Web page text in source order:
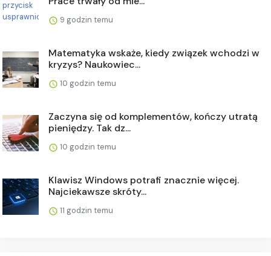
9 godzin temu
Matematyka wskaże, kiedy związek wchodzi w
kryzys? Naukowiec...
10 godzin temu
Zaczyna się od komplementów, kończy utratą
pieniędzy. Tak dz...
10 godzin temu
Klawisz Windows potrafi znacznie więcej.
Najciekawsze skróty...
11 godzin temu